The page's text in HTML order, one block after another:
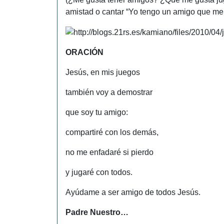
amistad o cantar “Yo tengo un amigo que me
ORACIÓN
Jesús, en mis juegos
también voy a demostrar
que soy tu amigo:
compartiré con los demás,
no me enfadaré si pierdo
y jugaré con todos.
Ayúdame a ser amigo de todos Jesús.
Padre Nuestro…